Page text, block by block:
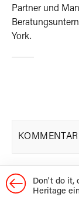
Partner und
York.
Don't do it,
Heritage